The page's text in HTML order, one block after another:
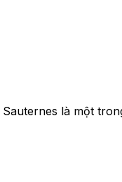
Sauternes là một